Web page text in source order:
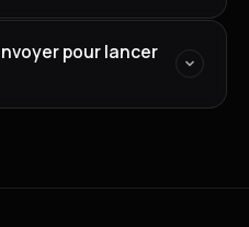
pour lancer